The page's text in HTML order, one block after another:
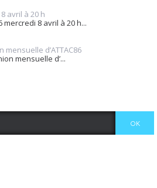
avril à 20 h
mercredi 8 avril à 20 h...
d’ATTAC86
mensuelle d’...